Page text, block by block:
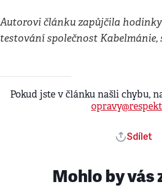
Autorovi článku zapůjčila
testování společnost Kabelmánie,
Pokud jste v článku našli chybu,
Sdílet
Mohlo by vás